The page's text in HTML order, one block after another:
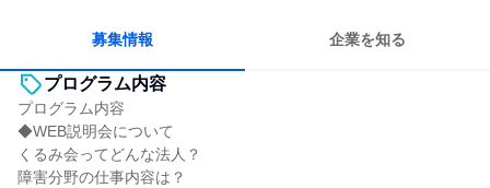
募集情報 企業を知る
プログラム内容
プログラム内容
◆WEB説明会について
くるみ会ってどんな法人？
障害分野の仕事内容は？